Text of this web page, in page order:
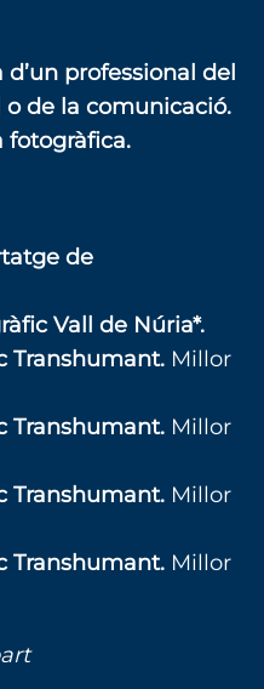
professional del
de la comunicació.
fotogràfica.
de
Vall de Núria*.
Transhumant. Millor
Transhumant. Millor
Transhumant. Millor
Transhumant. Millor